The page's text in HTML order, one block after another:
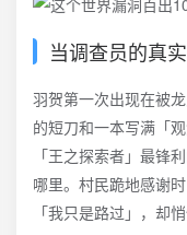
当调查员的真
羽贺第一次出现在被
的短刀和一本写满「
「王之探索者」最锋
哪里。村民跪地感谢
「我只是路过」，却